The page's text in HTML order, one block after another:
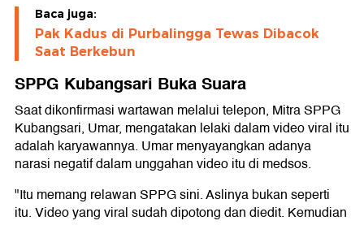
Baca juga:
Pak Kadus di Purbalingga Tewas Dibacok
Saat Berkebun
SPPG Kubangsari Buka Suara
Saat dikonfirmasi wartawan melalui telepon, Mitra SPPG
Kubangsari, Umar, mengatakan lelaki dalam video viral itu
adalah karyawannya. Umar menyayangkan adanya
narasi negatif dalam unggahan video itu di medsos.
"Itu memang relawan SPPG sini. Aslinya bukan seperti
itu. Video yang viral sudah dipotong dan diedit. Kemudian